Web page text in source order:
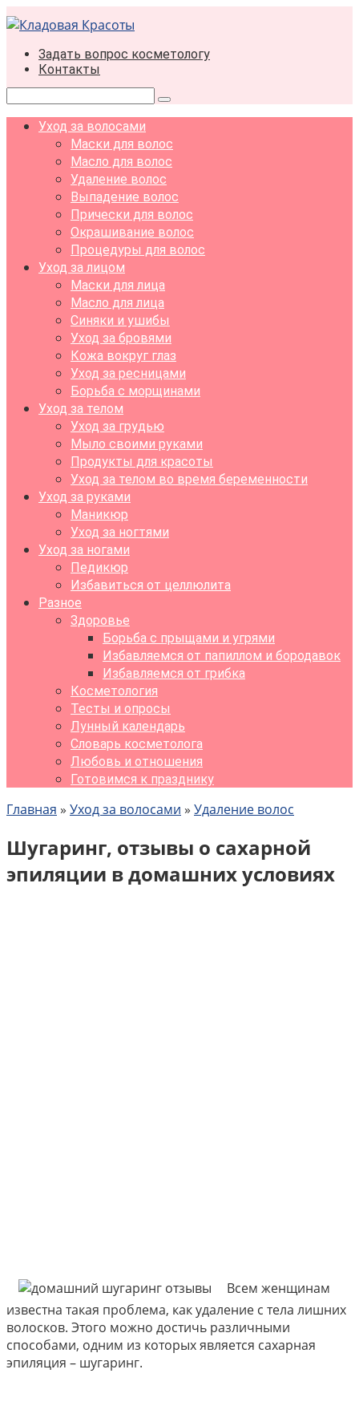
Перейти
к
контентуЗадать вопрос косметологу
Контакты
Поиск:
Уход за волосами
Маски для волос
Масло для волос
Удаление волос
Выпадение волос
Прически для волос
Окрашивание волос
Процедуры для волос
Уход за лицом
Маски для лица
Масло для лица
Синяки и ушибы
Уход за бровями
Кожа вокруг глаз
Уход за ресницами
Борьба с морщинами
Уход за телом
Уход за грудью
Мыло своими руками
Продукты для красоты
Уход за телом во время беременности
Уход за руками
Маникюр
Уход за ногтями
Уход за ногами
Педикюр
Избавиться от целлюлита
Разное
Здоровье
Борьба с прыщами и угрями
Избавляемся от папиллом и бородавок
Избавляемся от грибка
Косметология
Тесты и опросы
Лунный календарь
Словарь косметолога
Любовь и отношения
Готовимся к празднику
Главная » Уход за волосами » Удаление волос
Шугаринг, отзывы о сахарной
эпиляции в домашних условиях
Всем женщинам
известна такая проблема, как удаление с тела лишних
волосков. Этого можно достичь различными
способами, одним из которых является сахарная
эпиляция – шугаринг.